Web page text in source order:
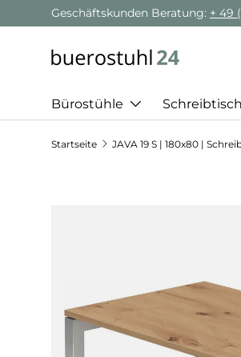
Direkt zum Inhalt
Geschäftskunden Beratung: + 49
Bürostühle
Startseite